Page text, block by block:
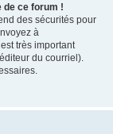
de ce forum !
des sécurités pour
à
très important
du courriel).